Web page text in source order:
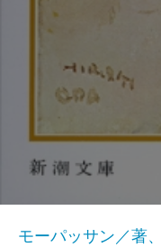
モーパッサン／著